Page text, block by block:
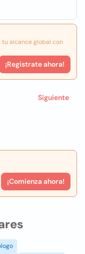
¡Comienza ahora!
alcance global con
¡Registrate ahora!
Siguiente